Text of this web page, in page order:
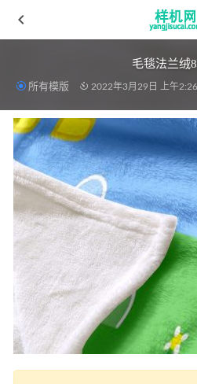
毛毯法兰绒
所有模版 2022年3月29日 上午2:26
儿童模板aijiads.taobao (1420)-3
复制aijiads.taobao (1142)-2_625
窗帘aijiads.taobao (633)-效果
窗帘花色宝(2381)智能效果
沙发aijiads.taobao (1874)效果